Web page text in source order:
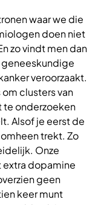
waar we die
doen niet
zo vindt men dan
veroorzaakt.
clusters van
te onderzoeken
Alsof je eerst de
trekt. Zo
Onze
extra dopamine
geen
keer munt